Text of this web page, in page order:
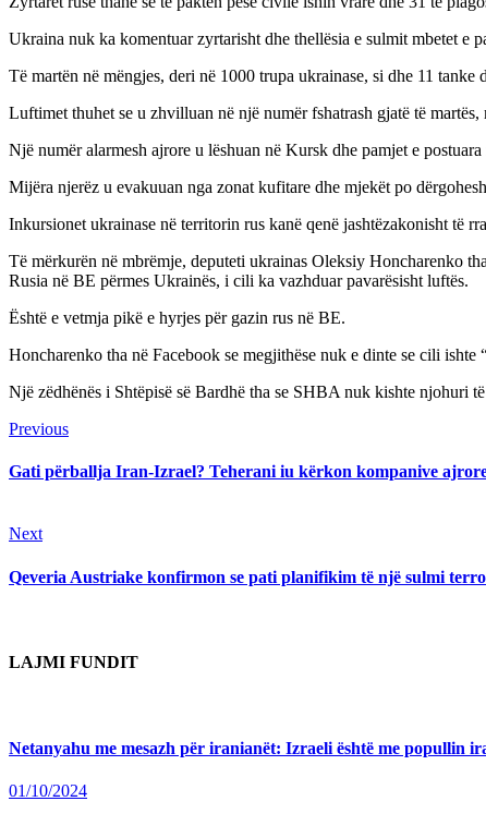
Ukraina nuk ka komentuar zyrtarisht dhe thellësia e sulmit mbetet e
Të martën në mëngjes, deri në 1000 trupa ukrainase, si dhe 11
Luftimet thuhet se u zhvilluan në një numër fshatrash gjatë të
Një numër alarmesh ajrore u lëshuan në Kursk dhe pamjet e
Mijëra njerëz u evakuuan nga zonat kufitare dhe mjekët po
Inkursionet ukrainase në territorin rus kanë qenë jashtëzakonisht të
Të mërkurën në mbrëmje, deputeti ukrainas Oleksiy Honcharenko
Rusia në BE përmes Ukrainës, i cili ka vazhduar pavarësisht luftës.
Është e vetmja pikë e hyrjes për gazin rus në BE.
Honcharenko tha në Facebook se megjithëse nuk e dinte se cili
Një zëdhënës i Shtëpisë së Bardhë tha se SHBA nuk kishte njohuri
Continue
Reading
PreviousPrevious
Gati përballja Iran-Izrael? Teherani iu kërkon kompanive
NextNext
Qeveria Austriake konfirmon se pati planifikim të një sulmi
LAJMI FUNDIT
Netanyahu me mesazh për iranianët: Izraeli është me popullin
01/10/2024